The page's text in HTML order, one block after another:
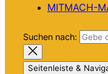
MITMACH-
Suchen nach:
Seitenleiste &